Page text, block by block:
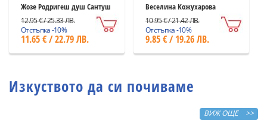
Жозе Родригеш душ Сантуш
12.95 € / 25.33 ЛВ.
Отстъпка -10%
11.65 € / 22.79 ЛВ.
Веселина Кожухарова
10.95 € / 21.42 ЛВ.
Отстъпка -10%
9.85 € / 19.26 ЛВ.
Изкуството да си почиваме
ВИЖ ОЩЕ >>